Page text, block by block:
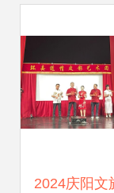
文化场馆管
水平
2024庆阳文